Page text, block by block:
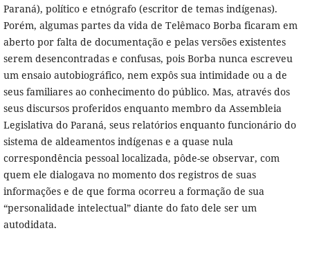
Paraná), político e etnógrafo (escritor de temas indígenas).
Porém, algumas partes da vida de Telêmaco Borba ficaram em
aberto por falta de documentação e pelas versões existentes
serem desencontradas e confusas, pois Borba nunca escreveu
um ensaio autobiográfico, nem expôs sua intimidade ou a de
seus familiares ao conhecimento do público. Mas, através dos
seus discursos proferidos enquanto membro da Assembleia
Legislativa do Paraná, seus relatórios enquanto funcionário do
sistema de aldeamentos indígenas e a quase nula
correspondência pessoal localizada, pôde-se observar, com
quem ele dialogava no momento dos registros de suas
informações e de que forma ocorreu a formação de sua
“personalidade intelectual” diante do fato dele ser um
autodidata.